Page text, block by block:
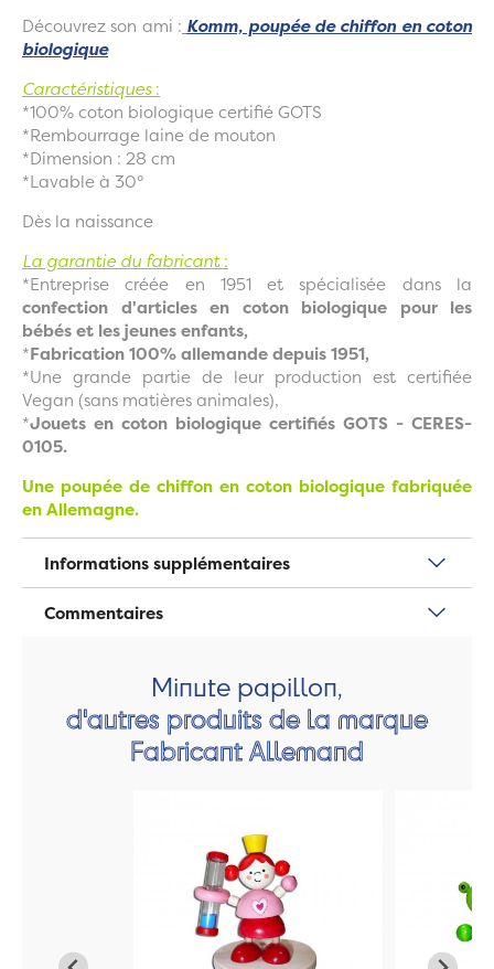
Découvrez son ami : Komm, poupée de chiffon en coton
biologique
Caractéristiques:
*100% coton biologique certifié GOTS
*Rembourrage laine de mouton
*Dimension : 28 cm
*Lavable à 30°
Dès la naissance
La garantie du fabricant:
*Entreprise créée en 1951 et spécialisée dans la
confection d'articles en coton biologique pour les
bébés et les jeunes enfants,
*Fabrication 100% allemande depuis 1951,
*Une grande partie de leur production est certifiée
Vegan (sans matières animales),
*Jouets en coton biologique certifiés GOTS - CERES-
0105.
Une poupée de chiffon en coton biologique fabriquée
en Allemagne.
Informations supplémentaires
Commentaires
Minute papillon,
d'autres produits de la marque
Fabricant Allemand